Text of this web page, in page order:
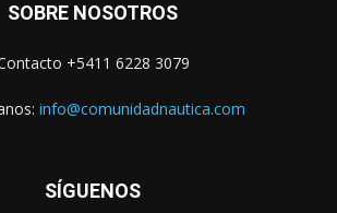
SOBRE NOSOTROS
+5411 6228 3079
info@comunidadnautica.com
SÍGUENOS